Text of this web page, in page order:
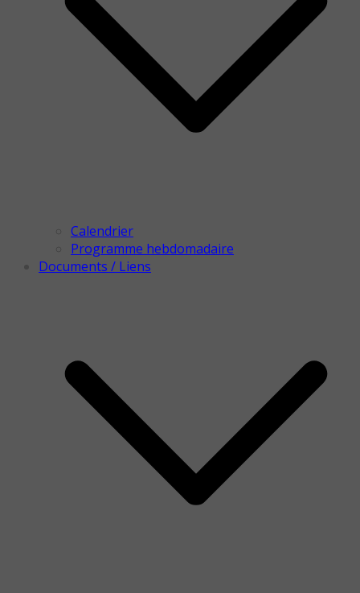
Calendrier
Programme hebdomadaire
Documents / Liens